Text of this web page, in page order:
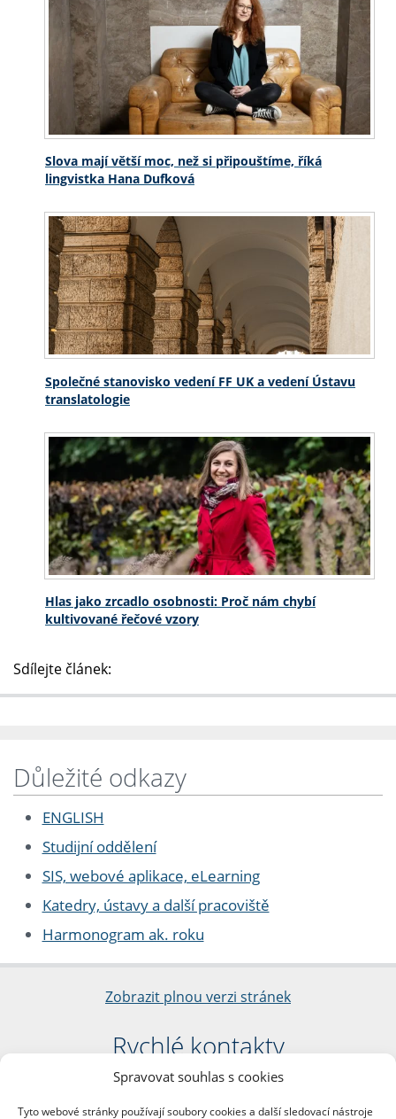
Spravovat souhlas s cookies
Tyto webové stránky používají soubory cookies a další sledovací nástroje
Slova mají větší moc, než si připouštíme, říká
lingvistka Hana Dufková
Společné stanovisko vedení FF UK a vedení Ústavu
translatologie
Hlas jako zrcadlo osobnosti: Proč nám chybí
kultivované řečové vzory
Sdílejte článek:
Důležité odkazy
ENGLISH
Studijní oddělení
SIS, webové aplikace, eLearning
Katedry, ústavy a další pracoviště
Harmonogram ak. roku
Zobrazit plnou verzi stránek
Rychlé kontakty
Filozofická fakulta